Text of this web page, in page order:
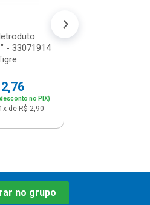
- 33071914
no PIX)
de R$ 2,90
no grupo